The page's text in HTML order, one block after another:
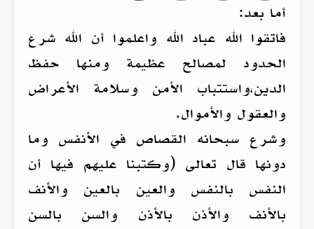
أما بعد:
فاتقوا الله عباد الله واعلموا أن الله شرع
الحدود لمصالح عظيمة ومنها حفظ
الدين،واستتباب الأمن وسلامة الأعراض
والعقول والأموال.
وشرع سبحانه القصاص في الأنفس وما
دونها قال تعالى (وكتبنا عليهم فيها أن
النفس بالنفس والعين بالعين والأنف
بالأنف والأذن بالأذن والسن بالسن